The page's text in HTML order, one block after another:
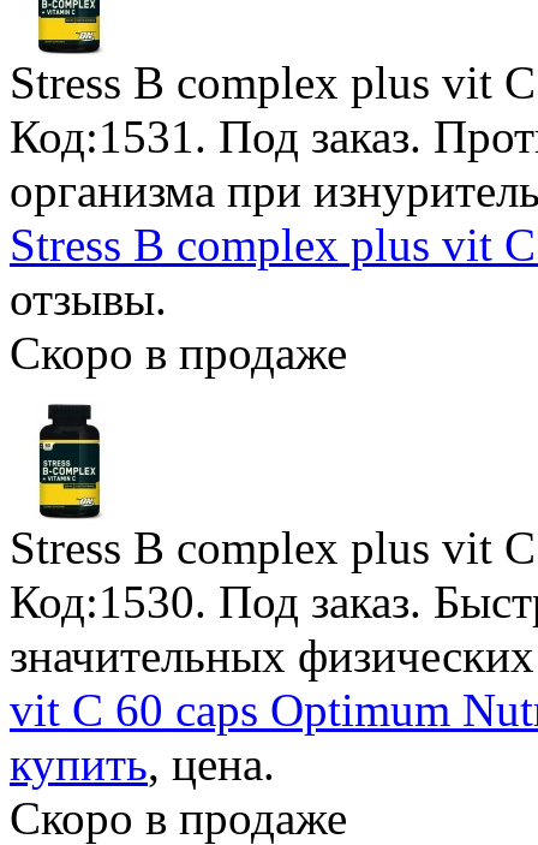
Stress B complex plus vit C
Код:1531. Под заказ.
организма при
Stress B complex plus vit
отзывы.
Скоро в продаже
Stress B complex plus vit
Код:1530. Под заказ.
значительных
vit C 60 caps Optimum
купить, цена.
Скоро в продаже